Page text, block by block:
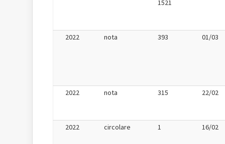
1521
2022 nota 393 01/03
2022 nota 315 22/02
2022 circolare 1 16/02